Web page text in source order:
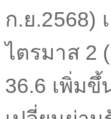
ก.ย.2568)
ไตรมาส 2 (
36.6 เพิ่ม